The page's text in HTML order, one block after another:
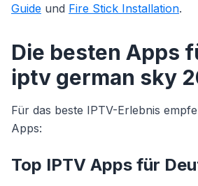
Guide und Fire Stick Installation.
Die besten Apps
iptv german sky
Für das beste IPTV-Erlebnis
Apps:
Top IPTV Apps für